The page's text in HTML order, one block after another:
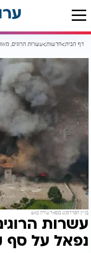
דף הבית חדשות
בניין הפרלמנט בנפאל עולה באש
עשרות
נפאל על סף